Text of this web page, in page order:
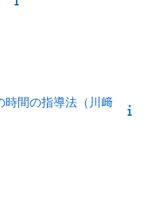
間の指導法（川﨑